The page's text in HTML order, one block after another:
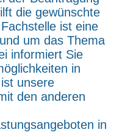
die gewünschte
ist eine
um das Thema
informiert Sie
in
unsere
den anderen
in